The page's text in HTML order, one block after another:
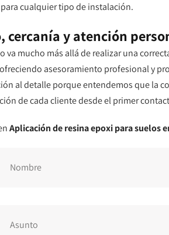
cualquier tipo de instalación.
cercanía y atención
va mucho más allá de realizar una
asesoramiento profesional y
al detalle porque entendemos que la
de cada cliente desde el primer
Aplicación de resina epoxi para suelos